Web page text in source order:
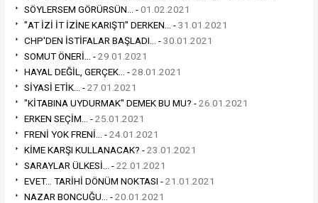
SÖYLERSEM GÖRÜRSÜN... -01.02.2021
"AT İZİ İT İZİNE KARIŞTI" DERKEN... -31.01.2021
CHP'DEN İSTİFALAR BAŞLADI... -30.01.2021
SOMUT ÖNERİ... -29.01.2021
HAYAL DEĞİL, GERÇEK... -28.01.2021
SİYASİ ETİK... -27.01.2021
"KİTABINA UYDURMAK" DEMEK BU MU? -26.01.2021
ERKEN SEÇİM... -25.01.2021
FRENİ YOK FRENİ... -24.01.2021
KİME KARŞI KULLANACAK? -23.01.2021
SARAYLAR ÜLKESİ... -22.01.2021
EVET... TARİHİ DÖNÜM NOKTASI -21.01.2021
NAZAR BONCUĞU... -20.01.2021